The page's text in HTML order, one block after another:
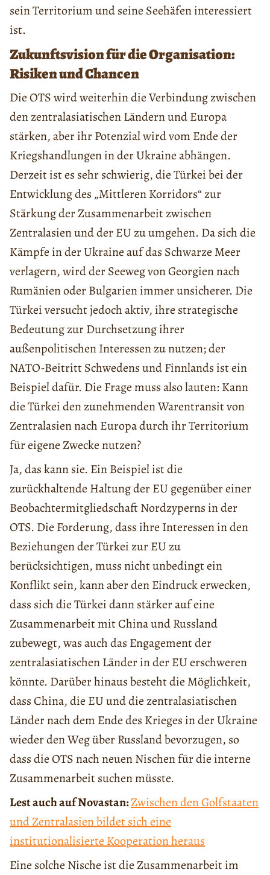
sein Territorium und seine Seehäfen interessiert
ist.
Zukunftsvision für die Organisation:
Risiken und Chancen
Die OTS wird weiterhin die Verbindung zwischen
den zentralasiatischen Ländern und Europa
stärken, aber ihr Potenzial wird vom Ende der
Kriegshandlungen in der Ukraine abhängen.
Derzeit ist es sehr schwierig, die Türkei bei der
Entwicklung des „Mittleren Korridors“ zur
Stärkung der Zusammenarbeit zwischen
Zentralasien und der EU zu umgehen. Da sich die
Kämpfe in der Ukraine auf das Schwarze Meer
verlagern, wird der Seeweg von Georgien nach
Rumänien oder Bulgarien immer unsicherer. Die
Türkei versucht jedoch aktiv, ihre strategische
Bedeutung zur Durchsetzung ihrer
außenpolitischen Interessen zu nutzen; der
NATO-Beitritt Schwedens und Finnlands ist ein
Beispiel dafür. Die Frage muss also lauten: Kann
die Türkei den zunehmenden Warentransit von
Zentralasien nach Europa durch ihr Territorium
für eigene Zwecke nutzen?
Ja, das kann sie. Ein Beispiel ist die
zurückhaltende Haltung der EU gegenüber einer
Beobachtermitgliedschaft Nordzyperns in der
OTS. Die Forderung, dass ihre Interessen in den
Beziehungen der Türkei zur EU zu
berücksichtigen, muss nicht unbedingt ein
Konflikt sein, kann aber den Eindruck erwecken,
dass sich die Türkei dann stärker auf eine
Zusammenarbeit mit China und Russland
zubewegt, was auch das Engagement der
zentralasiatischen Länder in der EU erschweren
könnte. Darüber hinaus besteht die Möglichkeit,
dass China, die EU und die zentralasiatischen
Länder nach dem Ende des Krieges in der Ukraine
wieder den Weg über Russland bevorzugen, so
dass die OTS nach neuen Nischen für die interne
Zusammenarbeit suchen müsste.
Lest auch auf Novastan:Zwischen den Golfstaaten
und Zentralasien bildet sich eine
institutionalisierte Kooperation heraus
Eine solche Nische ist die Zusammenarbeit im